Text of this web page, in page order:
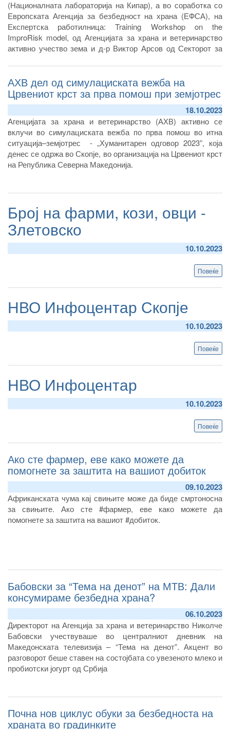
Производител: SUPERDIET BD France
Увозник: Мимех Фарм ДОО Скопје
Дистрибутер: Мимех Фарм ДОО Скопје
Крајните потрошувачи кои гo имаат купено горенаведениoт
консумираат и да гo вратат на местото од каде гo купиле.
(Националната лабораторија на Кипар), а во соработка со
Европската Агенција за безбедност на храна (ЕФСА), на
Експертска работилница: Training Workshop on the
ImproRisk model, од Агенцијата за храна и ветеринарство
активно учество зема и д-р Виктор Арсов од Секторот за
АХВ дел од симулациската вежба на
Црвениот крст за прва помош при земјотрес
18.10.2023
Агенцијата за храна и ветеринарство (АХВ) активно се
вклучи во симулациската вежба по прва помош во итна
ситуација–земјотрес - „Хуманитарен одговор 2023”, која
денес се одржа во Скопје, во организација на Црвениот крст
на Република Северна Македонија.
Број на фарми, кози, овци -
Злетовско
10.10.2023
Повеќе
на
-
НВО Инфоцентар Скопје
10.10.2023
Повеќе
НВО Инфоцентар
10.10.2023
Повеќе
Ако сте фармер, еве како можете да
помогнете за заштита на вашиот добиток
09.10.2023
Африканската чума кај свињите може да биде смртоносна
за свињите. Ако сте #фармер, еве како можете да
помогнете за заштита на вашиот #добиток.
Бабовски за “Тема на денот” на МТВ: Дали
консумираме безбедна храна?
06.10.2023
Директорот на Агенција за храна и ветеринарство Николче
Бабовски учествуваше во централниот дневник на
Македонската телевизија – “Тема на денот”. Акцент во
разговорот беше ставен на состојбата со увезеното млеко и
пробиотски јогурт од Србија
Почна нов циклус обуки за безбедноста на
храната во градинките